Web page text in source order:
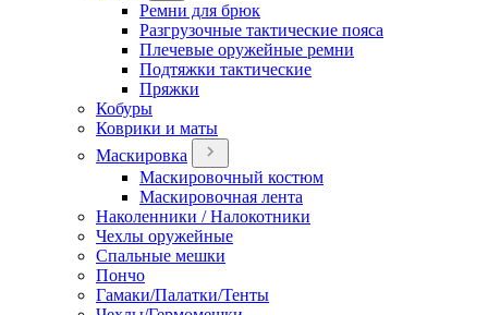
Ремни для брюк
Разгрузочные тактические пояса
Плечевые оружейные ремни
Подтяжки тактические
Пряжки
Кобуры
Коврики и маты
Маскировка
Маскировочный костюм
Маскировочная лента
Наколенники / Налокотники
Чехлы оружейные
Спальные мешки
Пончо
Гамаки/Палатки/Тенты